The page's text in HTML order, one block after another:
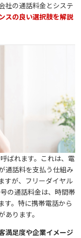
社の通話料金とシステ
スの良い選択肢を解説
ばれます。これは、電
通話料を支払う仕組み
すが、フリーダイヤル
の通話料金は、時間帯
す。特に携帯電話から
ります。
満足度や企業イメージ